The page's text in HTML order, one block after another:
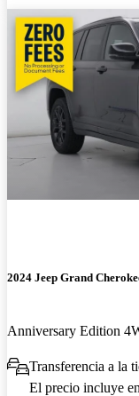
2024 Jeep Grand
Anniversary Edition
Transferencia a la
El precio incluye